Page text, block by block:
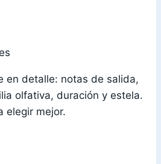
en detalle: notas de salida,
olfativa, duración y estela.
elegir mejor.